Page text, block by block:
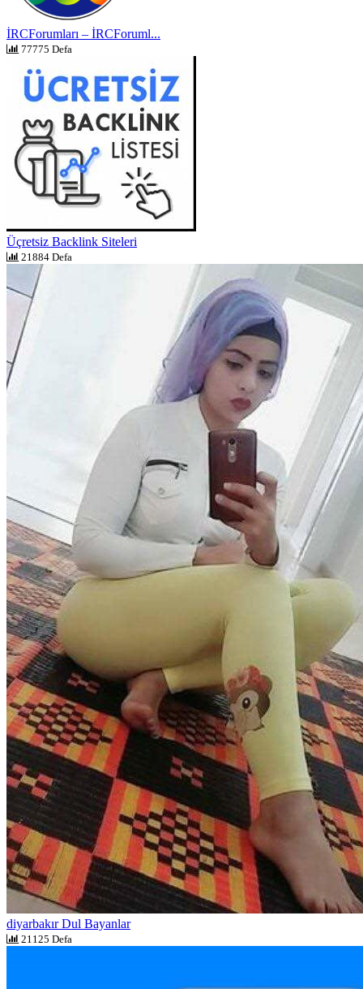
İRCForumları – İRCForuml...
77775 Defa
Üçretsiz Backlink Siteleri
21884 Defa
diyarbakır Dul Bayanlar
21125 Defa